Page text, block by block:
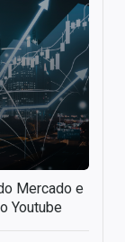
Mercado e
Youtube